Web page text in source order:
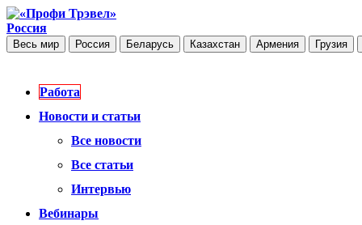
Россия
Весь мир Россия Беларусь Казахстан Армения Грузия
Работа
Новости и статьи
Все новости
Все статьи
Интервью
Вебинары